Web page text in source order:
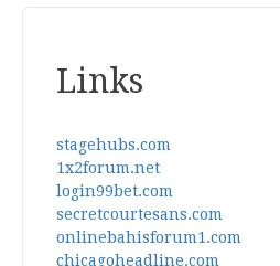
Links
stagehubs.com
1x2forum.net
login99bet.com
secretcourtesans.com
onlinebahisforum1.com
chicagoheadline.com